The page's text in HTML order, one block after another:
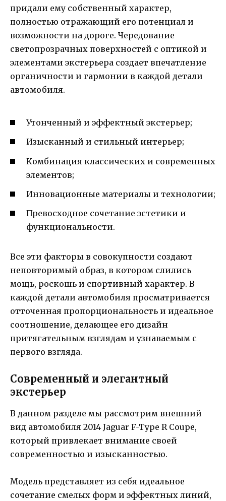
придали ему собственный характер,
полностью отражающий его потенциал и
возможности на дороге. Чередование
светопрозрачных поверхностей с оптикой и
элементами экстерьера создает впечатление
органичности и гармонии в каждой детали
автомобиля.
Утонченный и эффектный экстерьер;
Изысканный и стильный интерьер;
Комбинация классических и современных
элементов;
Инновационные материалы и технологии;
Превосходное сочетание эстетики и
функциональности.
Все эти факторы в совокупности создают
неповторимый образ, в котором слились
мощь, роскошь и спортивный характер. В
каждой детали автомобиля просматривается
отточенная пропорциональность и идеальное
соотношение, делающее его дизайн
притягательным взглядам и узнаваемым с
первого взгляда.
Современный и элегантный
экстерьер
В данном разделе мы рассмотрим внешний
вид автомобиля 2014 Jaguar F-Type R Coupe,
который привлекает внимание своей
современностью и изысканностью.
Модель представляет из себя идеальное
сочетание смелых форм и эффектных линий,